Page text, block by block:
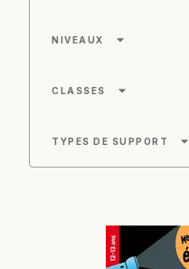
NIVEAUX arrow_drop_down
CLASSES arrow_drop_down
TYPES DE SUPPORT arrow_drop_down